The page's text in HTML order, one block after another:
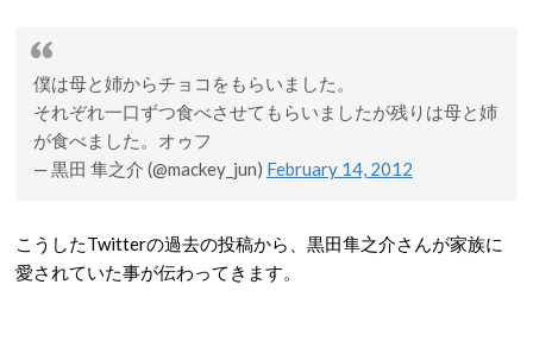
僕は母と姉からチョコをもらいました。
それぞれ一口ずつ食べさせてもらいましたが残りは母と姉
が食べました。オゥフ
— 黒田 隼之介 (@mackey_jun) February 14, 2012
こうしたTwitterの過去の投稿から、黒田隼之介さんが家族に
愛されていた事が伝わってきます。